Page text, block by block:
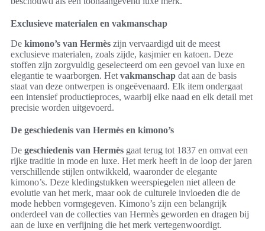
Exclusieve materialen en vakmanschap
De kimono’s van Hermès zijn vervaardigd uit de meest
exclusieve materialen, zoals zijde, kasjmier en katoen. Deze
stoffen zijn zorgvuldig geselecteerd om een gevoel van luxe en
elegantie te waarborgen. Het vakmanschap dat aan de basis
staat van deze ontwerpen is ongeëvenaard. Elk item ondergaat
een intensief productieproces, waarbij elke naad en elk detail met
precisie worden uitgevoerd.
De geschiedenis van Hermès en kimono’s
De geschiedenis van Hermès gaat terug tot 1837 en omvat een
rijke traditie in mode en luxe. Het merk heeft in de loop der jaren
verschillende stijlen ontwikkeld, waaronder de elegante
kimono’s. Deze kledingstukken weerspiegelen niet alleen de
evolutie van het merk, maar ook de culturele invloeden die de
mode hebben vormgegeven. Kimono’s zijn een belangrijk
onderdeel van de collecties van Hermès geworden en dragen bij
aan de luxe en verfijning die het merk vertegenwoordigt.